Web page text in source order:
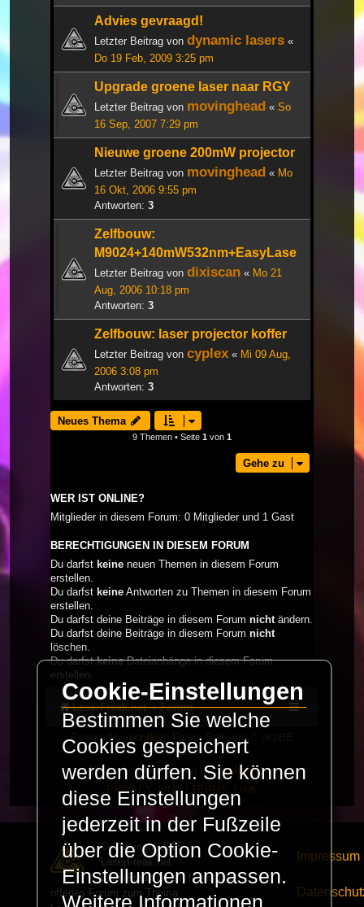
Advies gevraagd!
Letzter Beitrag von dynamic lasers «
Do 19 Feb, 2009 3:25 pm
Upgrade groene laser naar RGY
Letzter Beitrag von movinghead « So
16 Sep, 2007 7:29 pm
Nieuwe groene 200mW projector
Letzter Beitrag von movinghead « Mo
16 Okt, 2006 9:55 pm
Antworten: 3
Zelfbouw:
M9024+140mW532nm+EasyLase
Letzter Beitrag von dixiscan « Mo 21
Aug, 2006 10:18 pm
Antworten: 3
Zelfbouw: laser projector koffer
Letzter Beitrag von cyplex « Mi 09 Aug,
2006 3:08 pm
Antworten: 3
Neues Thema
9 Themen • Seite 1 von 1
Gehe zu
WER IST ONLINE?
Mitglieder in diesem Forum: 0 Mitglieder und 1 Gast
BERECHTIGUNGEN IN DIESEM FORUM
Du darfst keine neuen Themen in diesem Forum
erstellen.
Du darfst keine Antworten zu Themen in diesem Forum
erstellen.
Du darfst deine Beiträge in diesem Forum nichtändern.
Du darfst deine Beiträge in diesem Forum nicht
löschen.
Du darfstkeineDateianhänge in diesem Forum
erstellen.
LaserFreak.net Forum
Powered by phpBB
® Forum Software © phpBB
Limited
Deutsche Übersetzung durchphpBB.de
PRIVACY_LINK| TERMS_LINK
© Copyright 2025 -
LaserFreak.net
LaserFreak ist ein freies und
offenes Forum zum Thema
Impressum
Cookie-Einstellungen
Bestimmen Sie welche
Cookies gespeichert
werden dürfen. Sie können
diese Einstellungen
jederzeit in der Fußzeile
über die Option Cookie-
Einstellungen anpassen.
Weitere Informationen